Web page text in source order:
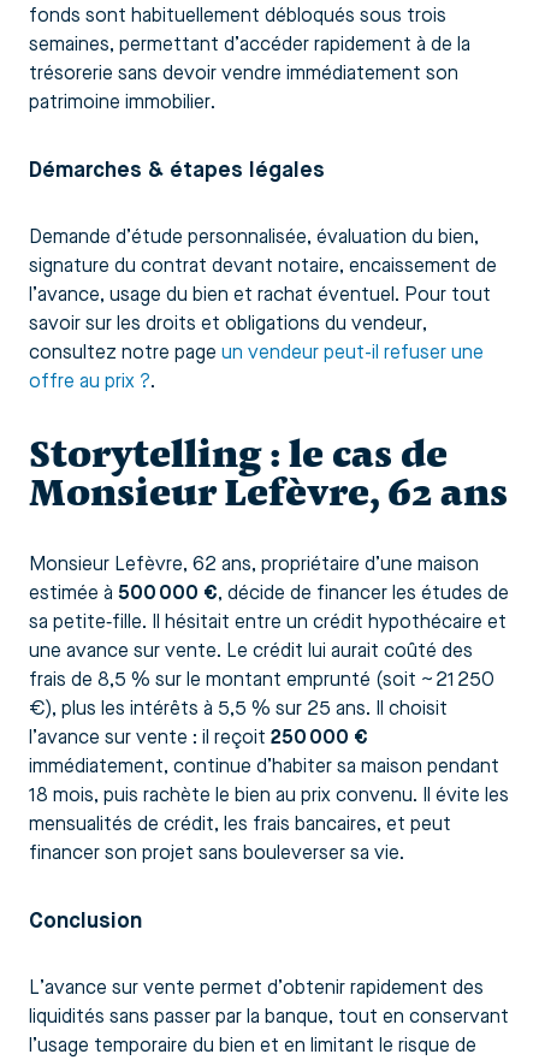
fonds sont habituellement débloqués sous trois
semaines, permettant d’accéder rapidement à de la
trésorerie sans devoir vendre immédiatement son
patrimoine immobilier.
Démarches & étapes légales
Demande d’étude personnalisée, évaluation du bien,
signature du contrat devant notaire, encaissement de
l’avance, usage du bien et rachat éventuel. Pour tout
savoir sur les droits et obligations du vendeur,
consultez notre page un vendeur peut-il refuser une
offre au prix ?.
Storytelling : le cas de
Monsieur Lefèvre, 62 ans
Monsieur Lefèvre, 62 ans, propriétaire d’une maison
estimée à 500 000 €, décide de financer les études de
sa petite‑fille. Il hésitait entre un crédit hypothécaire et
une avance sur vente. Le crédit lui aurait coûté des
frais de 8,5 % sur le montant emprunté (soit ~ 21 250
€), plus les intérêts à 5,5 % sur 25 ans. Il choisit
l’avance sur vente : il reçoit 250 000 €
immédiatement, continue d’habiter sa maison pendant
18 mois, puis rachète le bien au prix convenu. Il évite les
mensualités de crédit, les frais bancaires, et peut
financer son projet sans bouleverser sa vie.
Conclusion
L’avance sur vente permet d’obtenir rapidement des
liquidités sans passer par la banque, tout en conservant
l’usage temporaire du bien et en limitant le risque de